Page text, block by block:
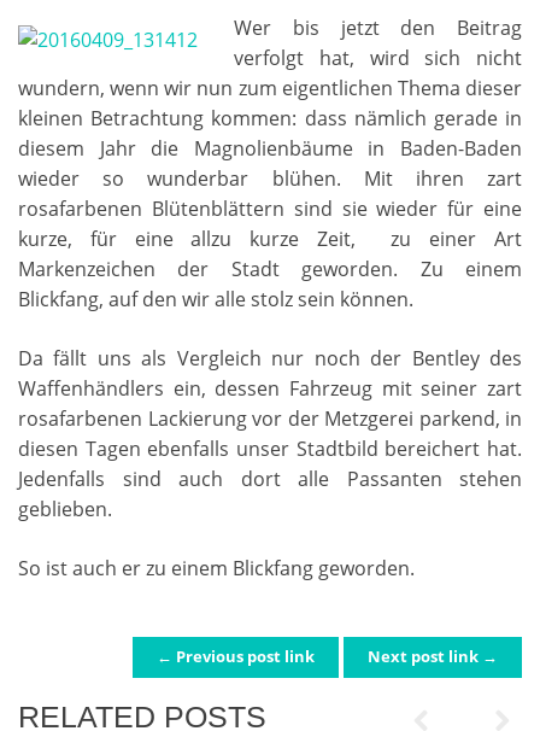
Wer bis jetzt den Beitrag
verfolgt hat, wird sich nicht
wundern, wenn wir nun zum eigentlichen Thema dieser
kleinen Betrachtung kommen: dass nämlich gerade in
diesem Jahr die Magnolienbäume in Baden-Baden
wieder so wunderbar blühen. Mit ihren zart
rosafarbenen Blütenblättern sind sie wieder für eine
kurze, für eine allzu kurze Zeit, zu einer Art
Markenzeichen der Stadt geworden. Zu einem
Blickfang, auf den wir alle stolz sein können.
Da fällt uns als Vergleich nur noch der Bentley des
Waffenhändlers ein, dessen Fahrzeug mit seiner zart
rosafarbenen Lackierung vor der Metzgerei parkend, in
diesen Tagen ebenfalls unser Stadtbild bereichert hat.
Jedenfalls sind auch dort alle Passanten stehen
geblieben.
So ist auch er zu einem Blickfang geworden.
POST NAVIGATION
← Previous post link Next post link →
RELATED POSTS